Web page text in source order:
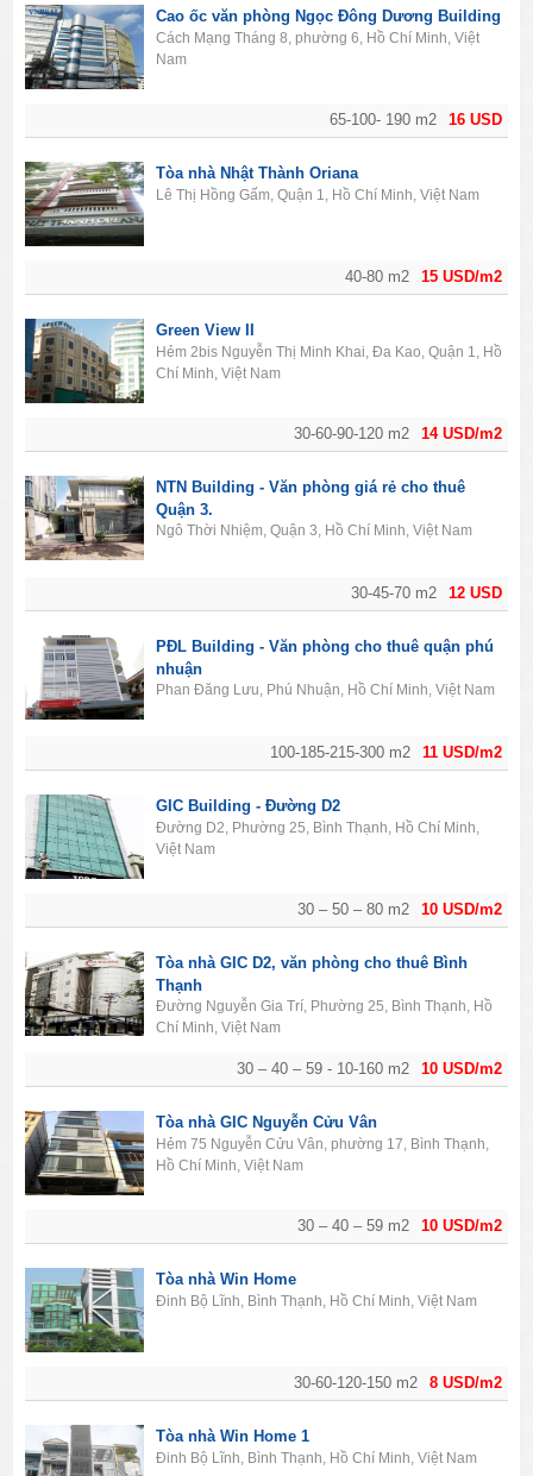
16 USD
65-100- 190 m2
Cao ốc văn phòng Ngọc Đông Dương Building
Cách Mạng Tháng 8, phường 6, Hồ Chí Minh, Việt
Nam
15 USD/m2
40-80 m2
Tòa nhà Nhật Thành Oriana
Lê Thị Hồng Gấm, Quận 1, Hồ Chí Minh, Việt Nam
14 USD/m2
30-60-90-120 m2
Green View II
Hẻm 2bis Nguyễn Thị Minh Khai, Đa Kao, Quận 1, Hồ
Chí Minh, Việt Nam
12 USD
30-45-70 m2
NTN Building - Văn phòng giá rẻ cho thuê
Quận 3.
Ngô Thời Nhiệm, Quận 3, Hồ Chí Minh, Việt Nam
11 USD/m2
100-185-215-300 m2
PĐL Building - Văn phòng cho thuê quận phú
nhuận
Phan Đăng Lưu, Phú Nhuận, Hồ Chí Minh, Việt Nam
10 USD/m2
30 – 50 – 80 m2
GIC Building - Đường D2
Đường D2, Phường 25, Bình Thạnh, Hồ Chí Minh,
Việt Nam
10 USD/m2
30 – 40 – 59 - 10-160 m2
Tòa nhà GIC D2, văn phòng cho thuê Bình
Thạnh
Đường Nguyễn Gia Trí, Phường 25, Bình Thạnh, Hồ
Chí Minh, Việt Nam
10 USD/m2
30 – 40 – 59 m2
Tòa nhà GIC Nguyễn Cửu Vân
Hẻm 75 Nguyễn Cửu Vân, phường 17, Bình Thạnh,
Hồ Chí Minh, Việt Nam
8 USD/m2
30-60-120-150 m2
Tòa nhà Win Home
Đinh Bộ Lĩnh, Bình Thạnh, Hồ Chí Minh, Việt Nam
Tòa nhà Win Home 1
Đinh Bộ Lĩnh, Bình Thạnh, Hồ Chí Minh, Việt Nam